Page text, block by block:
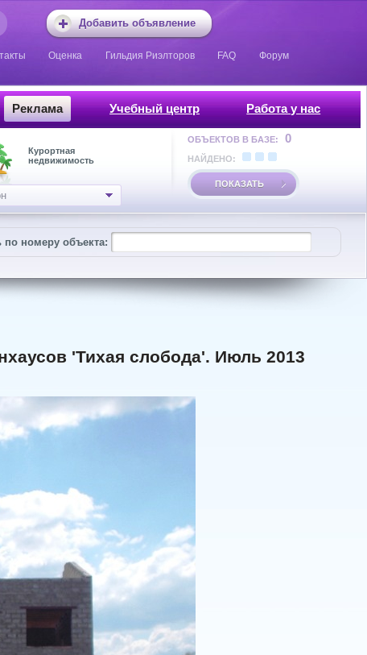
Добавить объявление
Оценка Гильдия Риэлторов FAQ Форум
Реклама Учебный центр Работа у нас
Курортная
недвижимость
ОБЪЕКТОВ В БАЗЕ: 0
НАЙДЕНО:
ПОКАЗАТЬ
по номеру объекта:
'Тихая слобода'. Июль 2013